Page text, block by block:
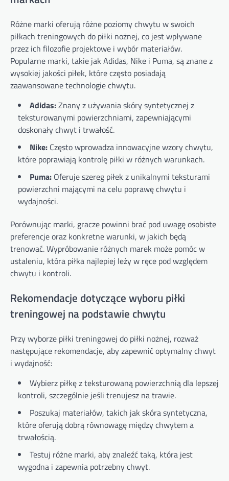
Różne marki oferują różne poziomy chwytu w swoich
piłkach treningowych do piłki nożnej, co jest wpływane
przez ich filozofie projektowe i wybór materiałów.
Popularne marki, takie jak Adidas, Nike i Puma, są znane z
wysokiej jakości piłek, które często posiadają
zaawansowane technologie chwytu.
Adidas:Znany z używania skóry syntetycznej z
teksturowanymi powierzchniami, zapewniającymi
doskonały chwyt i trwałość.
Nike: Często wprowadza innowacyjne wzory chwytu,
które poprawiają kontrolę piłki w różnych warunkach.
Puma: Oferuje szereg piłek z unikalnymi teksturami
powierzchni mającymi na celu poprawę chwytu i
wydajności.
Porównując marki, gracze powinni brać pod uwagę osobiste
preferencje oraz konkretne warunki, w jakich będą
trenować. Wypróbowanie różnych marek może pomóc w
ustaleniu, która piłka najlepiej leży w ręce pod względem
chwytu i kontroli.
Rekomendacje dotyczące wyboru piłki
treningowej na podstawie chwytu
Przy wyborze piłki treningowej do piłki nożnej, rozważ
następujące rekomendacje, aby zapewnić optymalny chwyt
i wydajność:
Wybierz piłkę z teksturowaną powierzchnią dla lepszej
kontroli, szczególnie jeśli trenujesz na trawie.
Poszukaj materiałów, takich jak skóra syntetyczna,
które oferują dobrą równowagę między chwytem a
trwałością.
Testuj różne marki, aby znaleźć taką, która jest
wygodna i zapewnia potrzebny chwyt.